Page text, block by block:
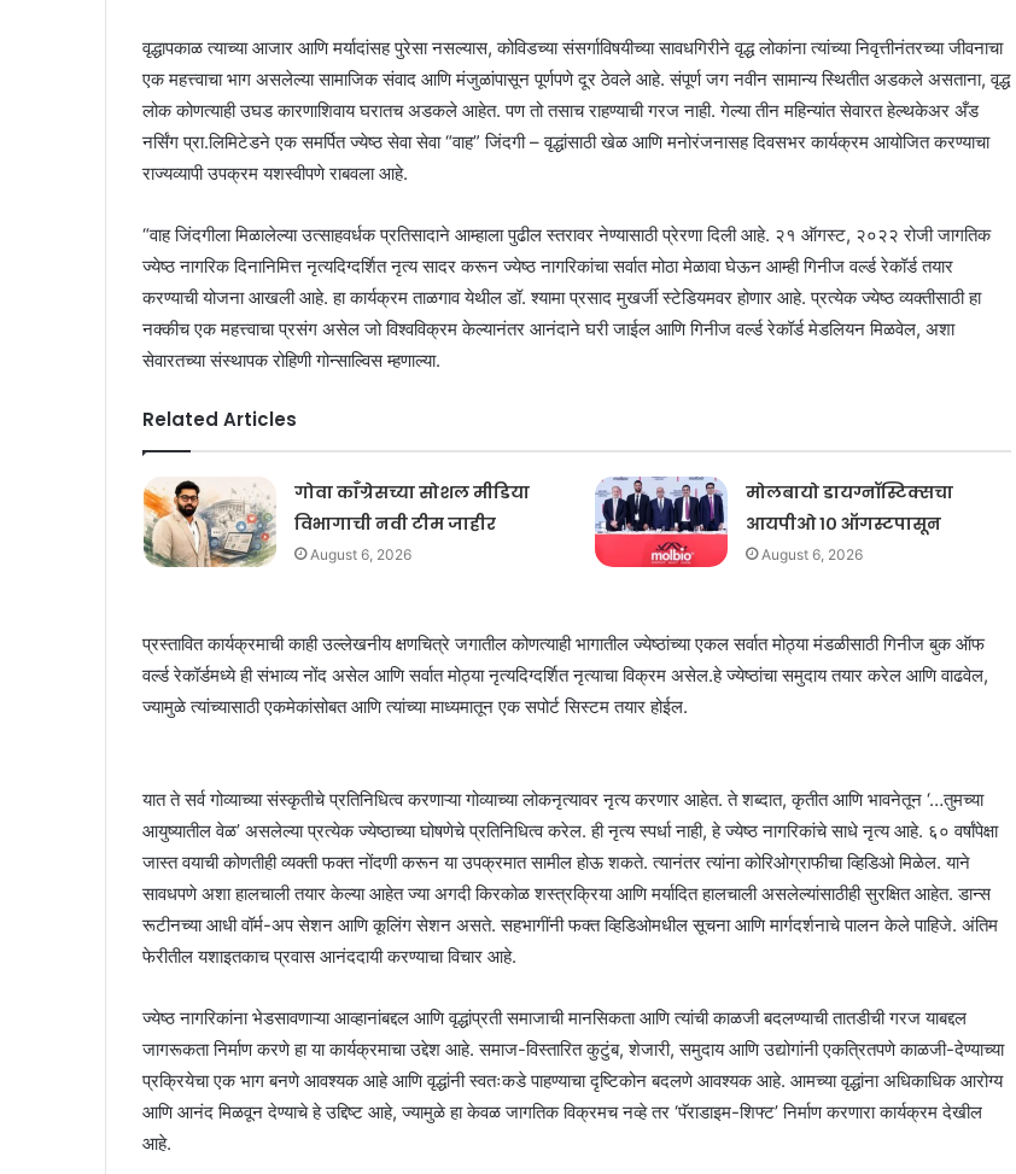
वृद्धापकाळ त्याच्या आजार आणि मर्यादांसह पुरेसा नसल्यास, कोविडच्या संसर्गाविषयीच्या सावधगिरीने वृद्ध लोकांना त्यांच्या निवृत्तीनंतरच्या जीवनाचा
एक महत्त्वाचा भाग असलेल्या सामाजिक संवाद आणि मंजुळांपासून पूर्णपणे दूर ठेवले आहे. संपूर्ण जग नवीन सामान्य स्थितीत अडकले असताना, वृद्ध
लोक कोणत्याही उघड कारणाशिवाय घरातच अडकले आहेत. पण तो तसाच राहण्याची गरज नाही. गेल्या तीन महिन्यांत सेवारत हेल्थकेअर अँड
नर्सिंग प्रा.लिमिटेडने एक समर्पित ज्येष्ठ सेवा सेवा “वाह” जिंदगी – वृद्धांसाठी खेळ आणि मनोरंजनासह दिवसभर कार्यक्रम आयोजित करण्याचा
राज्यव्यापी उपक्रम यशस्वीपणे राबवला आहे.
“वाह जिंदगीला मिळालेल्या उत्साहवर्धक प्रतिसादाने आम्हाला पुढील स्तरावर नेण्यासाठी प्रेरणा दिली आहे. २१ ऑगस्ट, २०२२ रोजी जागतिक
ज्येष्ठ नागरिक दिनानिमित्त नृत्यदिग्दर्शित नृत्य सादर करून ज्येष्ठ नागरिकांचा सर्वात मोठा मेळावा घेऊन आम्ही गिनीज वर्ल्ड रेकॉर्ड तयार
करण्याची योजना आखली आहे. हा कार्यक्रम ताळगाव येथील डॉ. श्यामा प्रसाद मुखर्जी स्टेडियमवर होणार आहे. प्रत्येक ज्येष्ठ व्यक्तीसाठी हा
नक्कीच एक महत्त्वाचा प्रसंग असेल जो विश्वविक्रम केल्यानंतर आनंदाने घरी जाईल आणि गिनीज वर्ल्ड रेकॉर्ड मेडलियन मिळवेल, अशा
सेवारतच्या संस्थापक रोहिणी गोन्साल्विस म्हणाल्या.
Related Articles
गोवा काँग्रेसच्या सोशल मीडिया
विभागाची नवी टीम जाहीर
August 6, 2026
मोलबायो डायग्नॉस्टिक्सचा
आयपीओ १० ऑगस्टपासून
August 6, 2026
प्रस्तावित कार्यक्रमाची काही उल्लेखनीय क्षणचित्रे जगातील कोणत्याही भागातील ज्येष्ठांच्या एकल सर्वात मोठ्या मंडळीसाठी गिनीज बुक ऑफ
वर्ल्ड रेकॉर्डमध्ये ही संभाव्य नोंद असेल आणि सर्वात मोठ्या नृत्यदिग्दर्शित नृत्याचा विक्रम असेल.हे ज्येष्ठांचा समुदाय तयार करेल आणि वाढवेल,
ज्यामुळे त्यांच्यासाठी एकमेकांसोबत आणि त्यांच्या माध्यमातून एक सपोर्ट सिस्टम तयार होईल.
यात ते सर्व गोव्याच्या संस्कृतीचे प्रतिनिधित्व करणाऱ्या गोव्याच्या लोकनृत्यावर नृत्य करणार आहेत. ते शब्दात, कृतीत आणि भावनेतून ‘…तुमच्या
आयुष्यातील वेळ’ असलेल्या प्रत्येक ज्येष्ठाच्या घोषणेचे प्रतिनिधित्व करेल. ही नृत्य स्पर्धा नाही, हे ज्येष्ठ नागरिकांचे साधे नृत्य आहे. ६० वर्षांपेक्षा
जास्त वयाची कोणतीही व्यक्ती फक्त नोंदणी करून या उपक्रमात सामील होऊ शकते. त्यानंतर त्यांना कोरिओग्राफीचा व्हिडिओ मिळेल. याने
सावधपणे अशा हालचाली तयार केल्या आहेत ज्या अगदी किरकोळ शस्त्रक्रिया आणि मर्यादित हालचाली असलेल्यांसाठीही सुरक्षित आहेत. डान्स
रूटीनच्या आधी वॉर्म-अप सेशन आणि कूलिंग सेशन असते. सहभागींनी फक्त व्हिडिओमधील सूचना आणि मार्गदर्शनाचे पालन केले पाहिजे. अंतिम
फेरीतील यशाइतकाच प्रवास आनंददायी करण्याचा विचार आहे.
ज्येष्ठ नागरिकांना भेडसावणाऱ्या आव्हानांबद्दल आणि वृद्धांप्रती समाजाची मानसिकता आणि त्यांची काळजी बदलण्याची तातडीची गरज याबद्दल
जागरूकता निर्माण करणे हा या कार्यक्रमाचा उद्देश आहे. समाज-विस्तारित कुटुंब, शेजारी, समुदाय आणि उद्योगांनी एकत्रितपणे काळजी-देण्याच्या
प्रक्रियेचा एक भाग बनणे आवश्यक आहे आणि वृद्धांनी स्वतःकडे पाहण्याचा दृष्टिकोन बदलणे आवश्यक आहे. आमच्या वृद्धांना अधिकाधिक आरोग्य
आणि आनंद मिळवून देण्याचे हे उद्दिष्ट आहे, ज्यामुळे हा केवळ जागतिक विक्रमच नव्हे तर ‘पॅराडाइम-शिफ्ट’ निर्माण करणारा कार्यक्रम देखील
आहे.